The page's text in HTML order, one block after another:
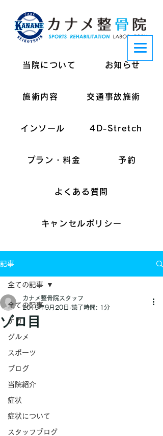
当院について お知らせ
施術内容 交通事故施術
インソール 4D-Stretch
プラン・料金 予約
よくある質問
キャンセルポリシー
記事
全ての記事
ケガ
グルメ
スポーツ
ブログ
当院紹介
症状
症状について
スタッフブログ
全ての記事
ゾロ目
カナメ整骨院スタッフ
2019年9月20日 読了時間: 1分